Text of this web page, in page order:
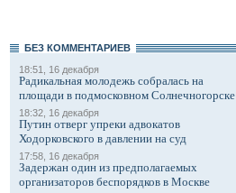
БЕЗ КОМMЕНТАРИЕВ
18:51, 16 декабря
Радикальная молодежь собралась на
площади в подмосковном Солнечногорске
18:32, 16 декабря
Путин отверг упреки адвокатов
Ходорковского в давлении на суд
17:58, 16 декабря
Задержан один из предполагаемых
организаторов беспорядков в Москве